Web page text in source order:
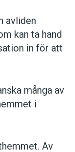
avliden
kan ta hand
in för att
många av
i
Av